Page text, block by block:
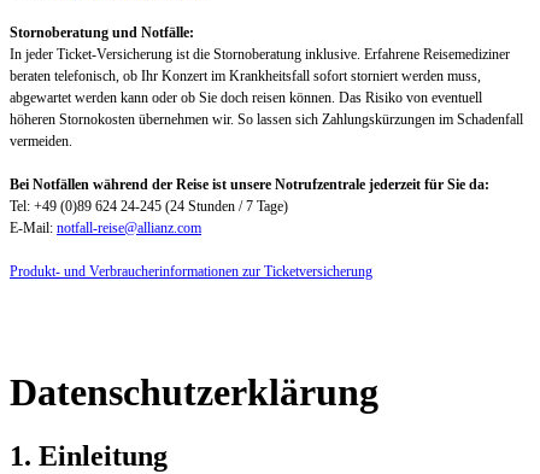
Stornoberatung und Notfälle:
In jeder Ticket-Versicherung ist die Stornoberatung inklusive. Erfahrene Reisemediziner
beraten telefonisch, ob Ihr Konzert im Krankheitsfall sofort storniert werden muss,
abgewartet werden kann oder ob Sie doch reisen können. Das Risiko von eventuell
höheren Stornokosten übernehmen wir. So lassen sich Zahlungskürzungen im Schadenfall
vermeiden.
Bei Notfällen während der Reise ist unsere Notrufzentrale jederzeit für Sie da:
Tel: +49 (0)89 624 24-245 (24 Stunden / 7 Tage)
E-Mail: notfall-reise@allianz.com
Produkt- und Verbraucherinformationen zur Ticketversicherung
Datenschutzerklärung
1. Einleitung